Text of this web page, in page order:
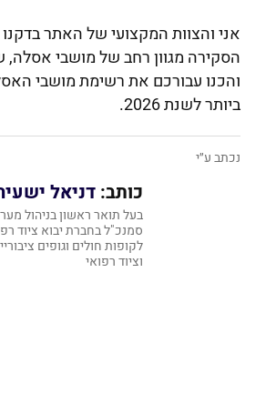
אני והצוות המקצועי של האתר
הסקירה מגוון רחב של מושבי אסלה,
והכנו עבורכם את רשימת מושבי
ביותר לשנת 2026.
נכתב ע״י
כותב: דניאל
בעל תואר ראשון בניהול
סמנכ"ל בחברת יבוא ציוד
לקופות חולים וגופים
וציוד רפואי